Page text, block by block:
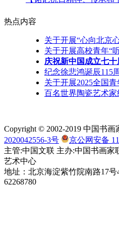
热点内容
关于开展“心向北京
关于开展高校青年“
庆祝新中国成立七
纪念徐悲鸿诞辰115
关于开展2025全国
百名世界陶瓷艺术
Copyright © 2002-2019 中国书
2020042556-3号
京公网安备
主管:中国文联 主办:中国书画
艺术中心
地址：北京海淀紫竹院南路17号
62268780